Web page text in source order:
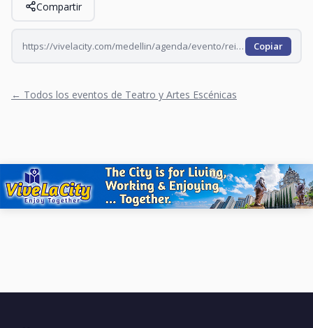
Compartir
https://vivelacity.com/medellin/agenda/evento/reinas-de-la-comedia-2026-08-06 Copiar
← Todos los eventos de Teatro y Artes Escénicas